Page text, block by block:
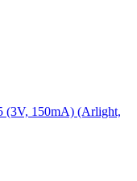
(3V, 150mA) (Arlight,